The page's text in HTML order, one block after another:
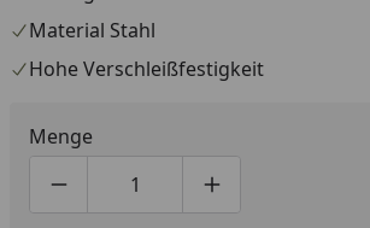
Material Stahl
Hohe Verschleißfestigkeit
Menge
Produktmenge um eins verringern
Produktmenge manuell
Produktmenge